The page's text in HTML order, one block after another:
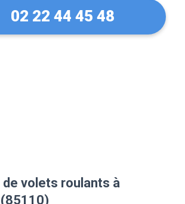
02 22 44 45 48
volets roulants à